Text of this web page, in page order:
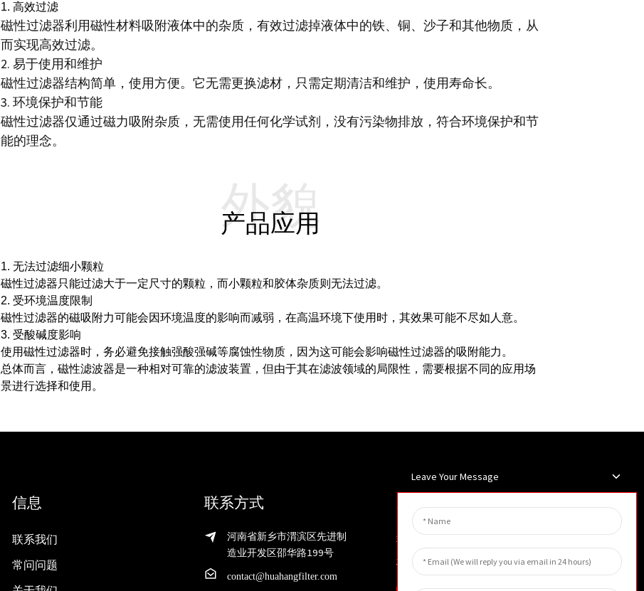
1. 高效过滤
磁性过滤器利用磁性材料吸附液体中的杂质，有效过滤掉液体中的铁、铜、沙子和其他物质，从
而实现高效过滤。
2. 易于使用和维护
磁性过滤器结构简单，使用方便。它无需更换滤材，只需定期清洁和维护，使用寿命长。
3. 环境保护和节能
磁性过滤器仅通过磁力吸附杂质，无需使用任何化学试剂，没有污染物排放，符合环境保护和节
能的理念。
产品应用
外貌
1. 无法过滤细小颗粒
磁性过滤器只能过滤大于一定尺寸的颗粒，而小颗粒和胶体杂质则无法过滤。
2. 受环境温度限制
磁性过滤器的磁吸附力可能会因环境温度的影响而减弱，在高温环境下使用时，其效果可能不尽如人意。
3. 受酸碱度影响
使用磁性过滤器时，务必避免接触强酸强碱等腐蚀性物质，因为这可能会影响磁性过滤器的吸附能力。
总体而言，磁性滤波器是一种相对可靠的滤波装置，但由于其在滤波领域的局限性，需要根据不同的应用场
景进行选择和使用。
信息
联系我们
常问问题
联系方式
河南省新乡市渭滨区先进制
造业开发区邵华路199号
contact@huahangfilter.com
新闻简报
输入您的电子邮件地址，我们将向
您发送最新资讯计划。
Leave Your Message